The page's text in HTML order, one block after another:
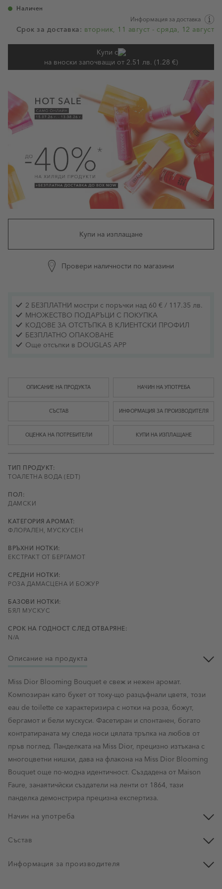
Наличен
Информация за доставка
Срок за доставка: вторник, 11 август - сряда, 12 август
Купи с
на вноски започващи от 2.51 лв. (1.28 €)
Купи на изплащане
Провери наличности по магазини
2 БЕЗПЛАТНИ мостри с поръчки над 60 € / 117.35 лв.
МНОЖЕСТВО ПОДАРЪЦИ С ПОКУПКА
КОДОВЕ ЗА ОТСТЪПКА В КЛИЕНТСКИ ПРОФИЛ
БЕЗПЛАТНО ОПАКОВАНЕ
Още отсъпки в DOUGLAS APP
ОПИСАНИЕ НА ПРОДУКТА НАЧИН НА УПОТРЕБА
СЪСТАВ ИНФОРМАЦИЯ ЗА ПРОИЗВОДИТЕЛЯ
ОЦЕНКА НА ПОТРЕБИТЕЛИ КУПИ НА ИЗПЛАЩАНЕ
ТИП ПРОДУКТ:
ТОАЛЕТНА ВОДА (EDT)
ПОЛ:
ДАМСКИ
КАТЕГОРИЯ АРОМАТ:
ФЛОРАЛЕН, МУСКУСЕН
ВРЪХНИ НОТКИ:
ЕКСТРАКТ ОТ БЕРГАМОТ
СРЕДНИ НОТКИ:
РОЗА ДАМАСЦЕНА И БОЖУР
БАЗОВИ НОТКИ:
БЯЛ МУСКУС
СРОК НА ГОДНОСТ СЛЕД ОТВАРЯНЕ:
N/A
Описание на продукта
Miss Dior Blooming Bouquet е свеж и нежен аромат.
Композиран като букет от току-що разцъфнали цветя, този
eau de toilette се характеризира с нотки на роза, божут,
бергамот и бели мускуси. Фасетиран и спонтанен, богато
контратираната му следа носи цялата тръпка на любов от
пръв поглед. Панделката на Miss Dior, прецизно изтъкана с
многоцветни нишки, дава на флакона на Miss Dior Blooming
Bouquet още по-модна идентичност. Създадена от Maison
Faure, занаятичйски създатели на ленти от 1864, тази
панделка демонстрира прецизна експертиза.
Начин на употреба
Състав
Информация за производителя